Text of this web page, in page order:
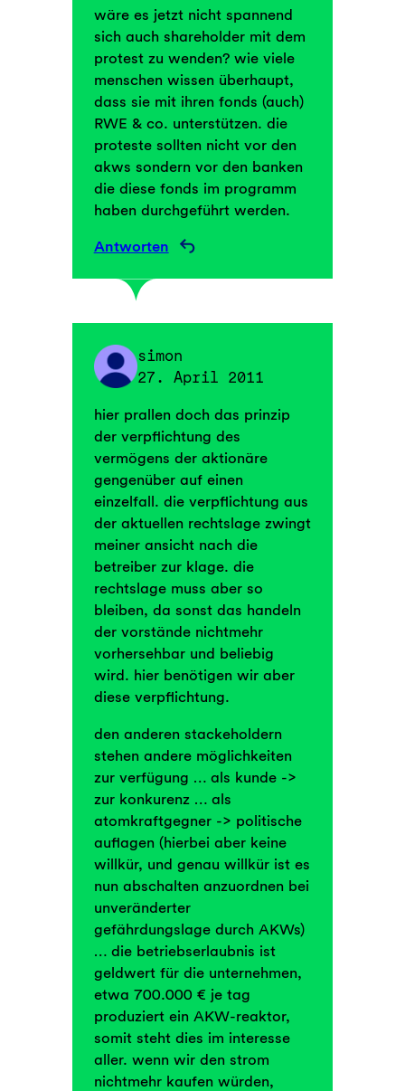
wäre es jetzt nicht spannend
sich auch shareholder mit dem
protest zu wenden? wie viele
menschen wissen überhaupt,
dass sie mit ihren fonds (auch)
RWE & co. unterstützen. die
proteste sollten nicht vor den
akws sondern vor den banken
die diese fonds im programm
haben durchgeführt werden.
Antworten
simon
27. April 2011
hier prallen doch das prinzip
der verpflichtung des
vermögens der aktionäre
gengenüber auf einen
einzelfall. die verpflichtung aus
der aktuellen rechtslage zwingt
meiner ansicht nach die
betreiber zur klage. die
rechtslage muss aber so
bleiben, da sonst das handeln
der vorstände nichtmehr
vorhersehbar und beliebig
wird. hier benötigen wir aber
diese verpflichtung.
den anderen stackeholdern
stehen andere möglichkeiten
zur verfügung … als kunde ->
zur konkurenz … als
atomkraftgegner -> politische
auflagen (hierbei aber keine
willkür, und genau willkür ist es
nun abschalten anzuordnen bei
unveränderter
gefährdungslage durch AKWs)
… die betriebserlaubnis ist
geldwert für die unternehmen,
etwa 700.000 € je tag
produziert ein AKW-reaktor,
somit steht dies im interesse
aller. wenn wir den strom
nichtmehr kaufen würden,